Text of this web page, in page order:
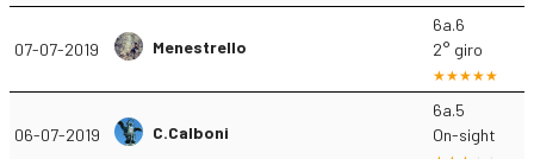
07-07-2019 Menestrello
6a.6
2° giro
06-07-2019 C.Calboni
6a.5
On-sight